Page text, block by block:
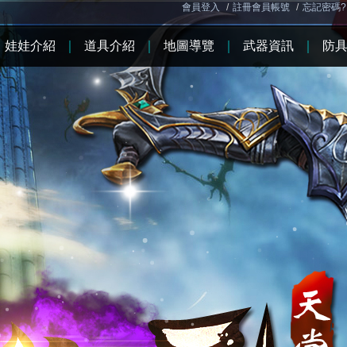
會員登入 / 註冊會員帳號 / 忘記密碼?